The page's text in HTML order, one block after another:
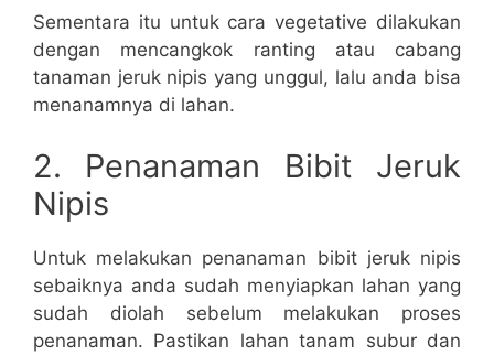
Sementara itu untuk cara vegetative dilakukan
dengan mencangkok ranting atau cabang
tanaman jeruk nipis yang unggul, lalu anda bisa
menanamnya di lahan.
2. Penanaman Bibit Jeruk
Nipis
Untuk melakukan penanaman bibit jeruk nipis
sebaiknya anda sudah menyiapkan lahan yang
sudah diolah sebelum melakukan proses
penanaman. Pastikan lahan tanam subur dan